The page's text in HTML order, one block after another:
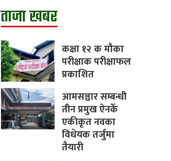
ताजा खबर
कक्षा १२ क मौका
परीक्षाक परीक्षाफल
प्रकाशित
आमसञ्चार सम्बन्धी
तीन प्रमुख ऐनकेँ
एकीकृत नवका
विधेयक तर्जुमा
तैयारी